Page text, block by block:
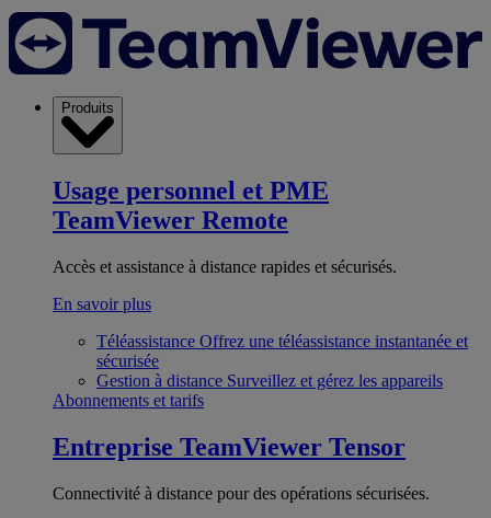
Produits
Usage personnel et PME
TeamViewer Remote
Accès et assistance à distance rapides et sécurisés.
En savoir plus
Téléassistance Offrez une téléassistance instantanée et
sécurisée
Gestion à distance Surveillez et gérez les appareils
Abonnements et tarifs
Entreprise TeamViewer Tensor
Connectivité à distance pour des opérations sécurisées.